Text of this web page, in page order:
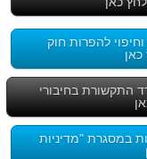
להפרות חוק
התקשורת בחיבורי
במסגרת "מדיניות